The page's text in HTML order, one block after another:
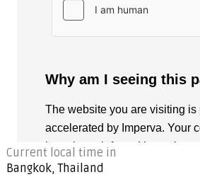
Current local time in
Bangkok, Thailand